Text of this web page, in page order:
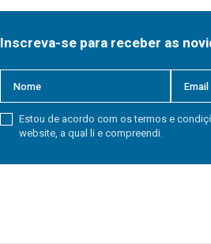
Inscreva-se para receber as
Estou de acordo com os termos e
website, a qual li e compreendi.